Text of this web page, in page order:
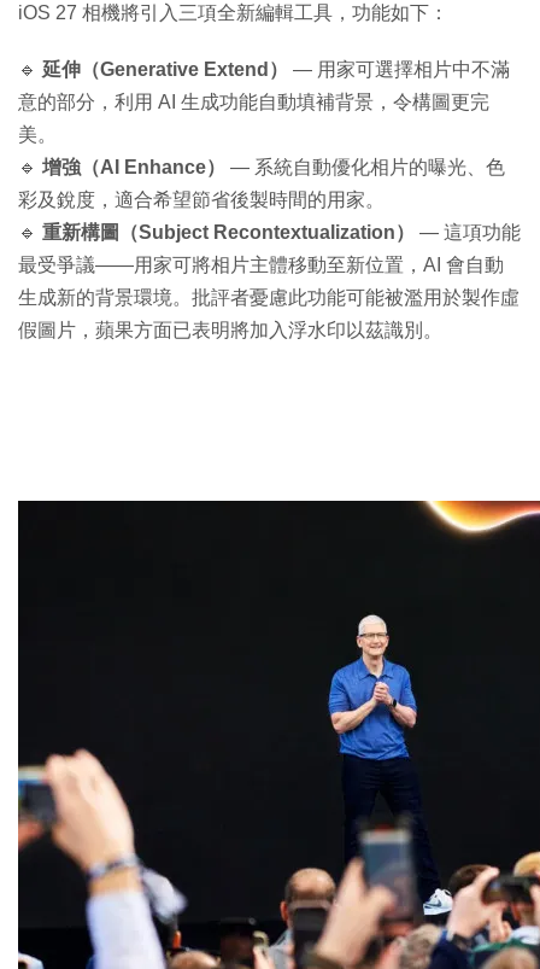
iOS 27 相機將引入三項全新編輯工具，功能如下：
🔹 延伸（Generative Extend）
— 用家可選擇相片中不滿
意的部分，利用 AI 生成功能自動填補背景，令構圖更完
美。
🔹 增強（AI Enhance）
— 系統自動優化相片的曝光、色
彩及銳度，適合希望節省後製時間的用家。
🔹 重新構圖（Subject Recontextualization）
— 這項功能
最受爭議——用家可將相片主體移動至新位置，AI 會自動
生成新的背景環境。批評者憂慮此功能可能被濫用於製作虛
假圖片，蘋果方面已表明將加入浮水印以茲識別。